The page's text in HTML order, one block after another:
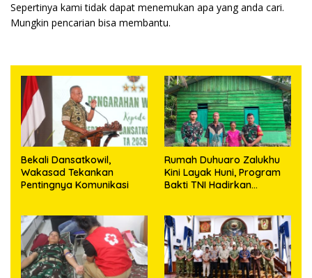
Sepertinya kami tidak dapat menemukan apa yang anda cari.
Mungkin pencarian bisa membantu.
Bekali Dansatkowil,
Wakasad Tekankan
Pentingnya Komunikasi
Rumah Duhuaro Zalukhu
Kini Layak Huni, Program
Bakti TNI Hadirkan